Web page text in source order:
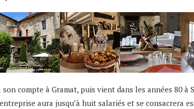
compte à Gramat, puis vient dans les années 80 à
aura jusqu’à huit salariés et se consacrera